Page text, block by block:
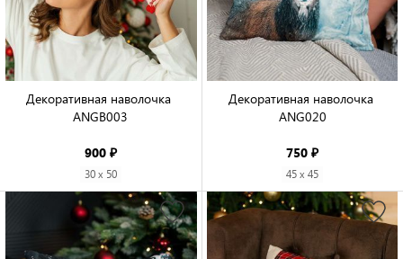
Декоративная наволочка
ANGB003
900 ₽
30 x 50
Декоративная наволочка
ANG020
750 ₽
45 x 45